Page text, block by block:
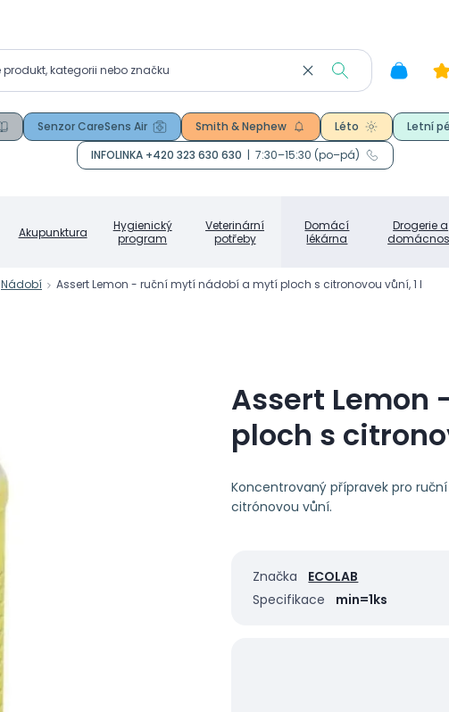
Akupunktura
Hygienický
program
Veterinární
potřeby
Domácí
lékárna
Drogerie a
Senzor CareSens Air Smith & Nephew Léto Letní
INFOLINKA +420 323 630 630
7:30–15:30 (po–pá)
Nádobí Assert Lemon - ruční mytí nádobí a mytí ploch s citronovou vůní, 1 l
Assert
ploch s
Koncentrovaný přípravek pro
citrónovou vůní.
Značka ECOLAB
Specifikace
min=1ks